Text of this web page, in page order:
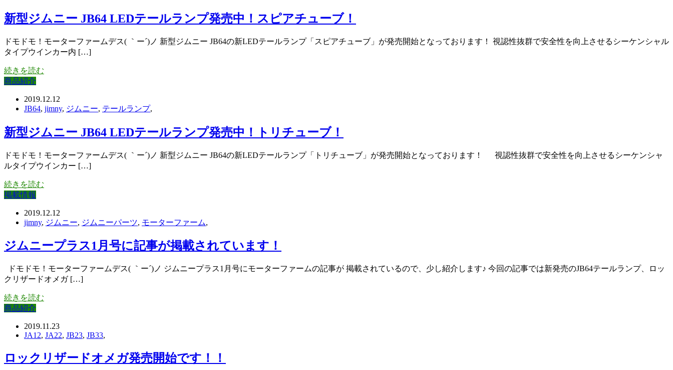
新型ジムニー JB64 LEDテールランプ発売中！スピアチューブ！
ドモドモ！モーターファームデス( ｀ー´)ノ 新型ジムニー JB64の新LEDテールランプ「スピアチューブ」が発売開始となっております！ 視認性抜群で安全性を向上させるシーケンシャル
タイプウインカー内 […]
続きを読む
商品紹介
2019.12.12
JB64, jimny, ジムニー, テールランプ,
新型ジムニー JB64 LEDテールランプ発売中！トリチューブ！
ドモドモ！モーターファームデス( ｀ー´)ノ 新型ジムニー JB64の新LEDテールランプ「トリチューブ」が発売開始となっております！ 視認性抜群で安全性を向上させるシーケンシャ
ルタイプウインカー […]
続きを読む
掲載情報
2019.12.12
jimny, ジムニー, ジムニーパーツ, モーターファーム,
ジムニープラス1月号に記事が掲載されています！
ドモドモ！モーターファームデス( ｀ー´)ノ ジムニープラス1月号にモーターファームの記事が 掲載されているので、少し紹介します♪ 今回の記事では新発売のJB64テールランプ、ロッ
クリザードオメガ […]
続きを読む
商品紹介
2019.11.23
JA12, JA22, JB23, JB33,
ロックリザードオメガ発売開始です！！